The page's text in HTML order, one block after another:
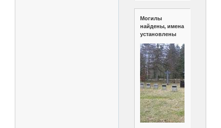
Могилы
найдены, имена
установлены